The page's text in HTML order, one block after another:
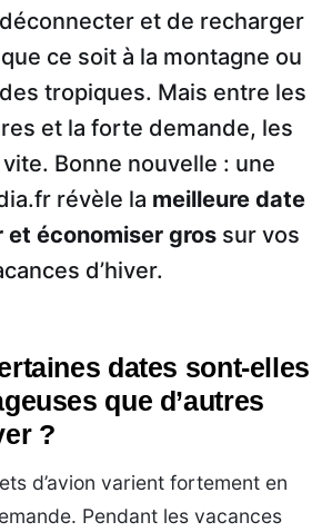
déconnecter et de recharger
ce soit à la montagne ou
tropiques. Mais entre les
et la forte demande, les
Bonne nouvelle : une
révèle la meilleure date
et économiser gros sur vos
d’hiver.
dates sont-elles
que d’autres
?
d’avion varient fortement en
Pendant les vacances